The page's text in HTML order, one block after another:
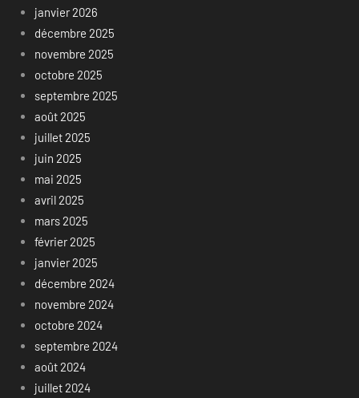
janvier 2026
décembre 2025
novembre 2025
octobre 2025
septembre 2025
août 2025
juillet 2025
juin 2025
mai 2025
avril 2025
mars 2025
février 2025
janvier 2025
décembre 2024
novembre 2024
octobre 2024
septembre 2024
août 2024
juillet 2024